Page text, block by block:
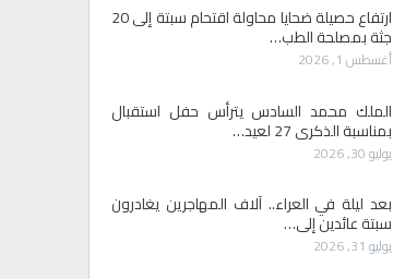
ارتفاع حصيلة ضحايا محاولة اقتحام سبتة إلى 20
جثة بمصلحة الطب…
أغسطس 1, 2026
الملك محمد السادس يترأس حفل استقبال
بمناسبة الذكرى 27 لعيد…
يوليو 30, 2026
بعد ليلة في العراء.. آلاف المهاجرين يغادرون
سبتة عائدين إلى…
يوليو 31, 2026